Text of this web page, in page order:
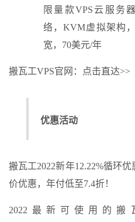
搬瓦工VPS官网：点击直达>>
优惠活动
搬瓦工2022新年12.22%循环优
价优惠，年付低至7.4折！
2022最新可使用的搬